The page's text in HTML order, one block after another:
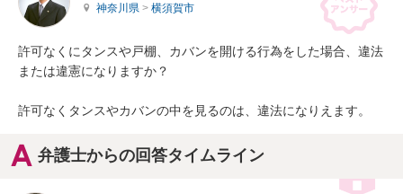
神奈川県 > 横須賀市
許可なくにタンスや戸棚、カバンを開ける行為をした場合、違法
または違憲になりますか？
許可なくタンスやカバンの中を見るのは、違法になりえます。
弁護士からの回答タイムライン